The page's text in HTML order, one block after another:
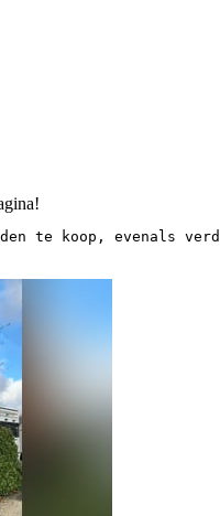
te koop, evenals